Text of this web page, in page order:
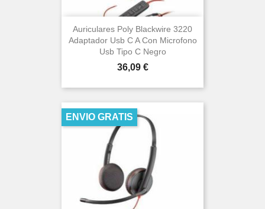
Auriculares Poly Blackwire 3220
Adaptador Usb C A Con Microfono
Usb Tipo C Negro
Precio
36,09 €
ENVIO GRATIS